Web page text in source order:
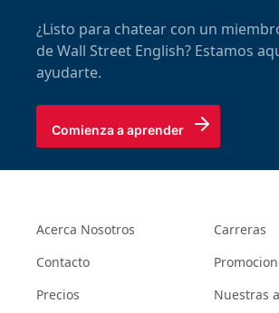
¿Listo para chatear con un
de Wall Street English? Estamos
ayudarte.
Comienza a aprender
Acerca Nosotros
Contacto
Precios
Carreras
Nuestras